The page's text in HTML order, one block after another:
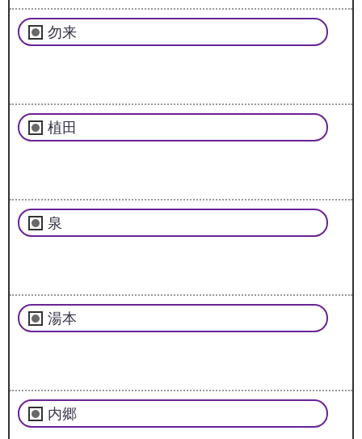
勿来
植田
泉
湯本
内郷